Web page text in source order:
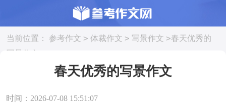
当前位置： 参考作文 > 体裁作文 > 写景作文 >春天优秀的
写景作文
春天优秀的写景作文
时间：2026-07-08 15:51:07